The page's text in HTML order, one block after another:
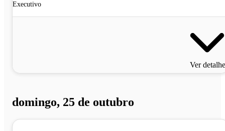
Executivo
Ver
domingo, 25 de outubro